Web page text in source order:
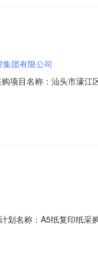
团有限公司
项目名称：汕头市濠江
报：中选中介机构名
名称：A5纸复印纸采